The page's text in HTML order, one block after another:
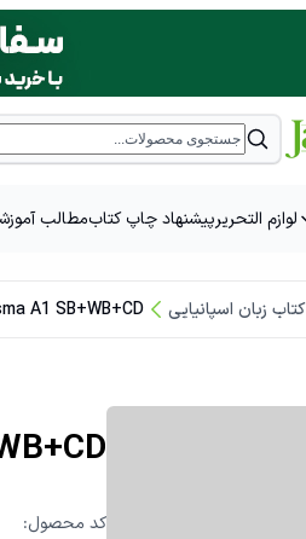
لوازم التحریرپیشنهاد چاپ کتابمطالب
کتاب زبان اسپانیایی A1 SB+WB+CD
:کد محصول